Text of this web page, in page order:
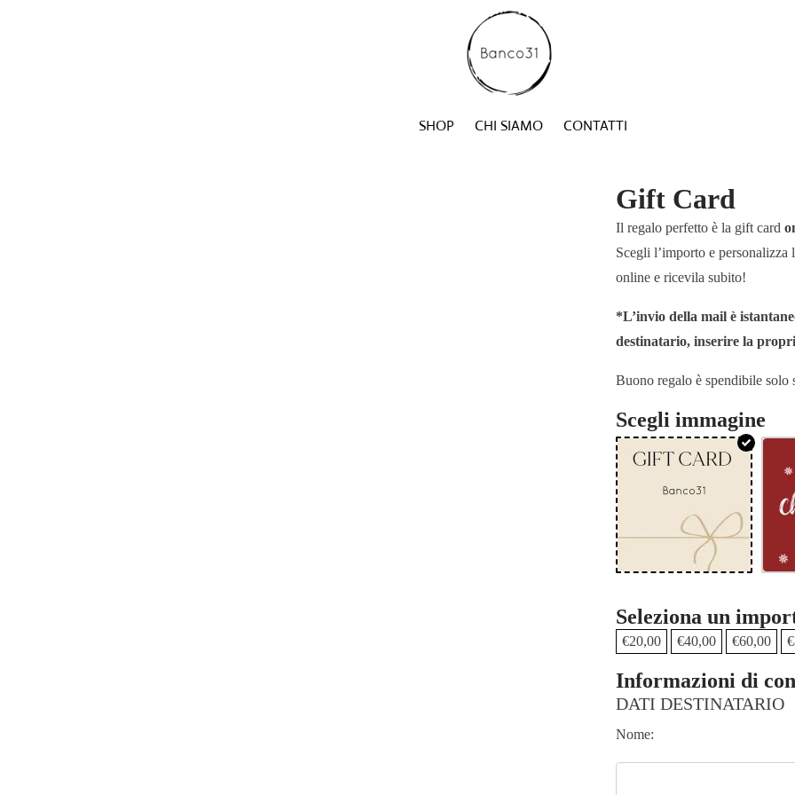
SHOP CHI SIAMO CONTATTI
Gift Card
Il regalo perfetto è la gift card
Scegli l’importo e
online e ricevila subito!
*L’invio della mail è
destinatario, inserire la
Buono regalo è spendibile
Scegli immagine
Seleziona un
€20,00 €40,00 €60,00 €
Informazioni di
DATI DESTINATARIO
Nome: